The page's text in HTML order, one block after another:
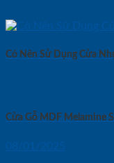
Có Nên Sử Dụng Cửa
Cửa Gỗ MDF Melamine
08/01/2025